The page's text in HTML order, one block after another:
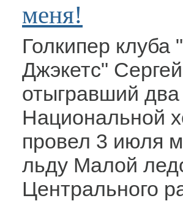
меня!
Голкипер
Джэкетс"
отыгравший два
Национальной
провел 3 июля
льду Малой
Центрального